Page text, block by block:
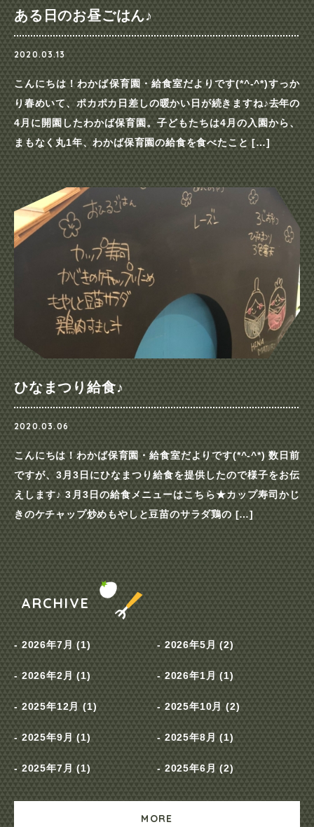
ある日のお昼ごはん♪
2020.03.13
こんにちは！わかば保育園・給食室だよりです(*^-^*)すっか
り春めいて、ポカポカ日差しの暖かい日が続きますね♪去年の
4月に開園したわかば保育園。子どもたちは4月の入園から、
まもなく丸1年、わかば保育園の給食を食べたこと […]
ひなまつり給食♪
2020.03.06
こんにちは！わかば保育園・給食室だよりです(*^-^*) 数日前
ですが、3月3日にひなまつり給食を提供したので様子をお伝
えします♪ 3月3日の給食メニューはこちら★カップ寿司かじ
きのケチャップ炒めもやしと豆苗のサラダ鶏の […]
ARCHIVE
2026年7月 (1) 2026年5月 (2)
2026年2月 (1) 2026年1月 (1)
2025年12月 (1) 2025年10月 (2)
2025年9月 (1) 2025年8月 (1)
2025年7月 (1) 2025年6月 (2)
MORE